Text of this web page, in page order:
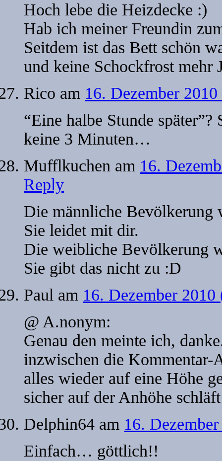
Hoch lebe die Heizdecke :)
Hab ich meiner Freundin
Seitdem ist das Bett schön
und keine Schockfrost mehr
Rico am 16. Dezember
“Eine halbe Stunde später”?
keine 3 Minuten…
Mufflkuchen am 16.
Reply
Die männliche Bevölkerung
Sie leidet mit dir.
Die weibliche Bevölkerung
Sie gibt das nicht zu :D
Paul am 16. Dezember
@ A.nonym:
Genau den meinte ich,
inzwischen die Kommentar-
alles wieder auf eine Höhe
sicher auf der Anhöhe
Delphin64 am 16.
Einfach… göttlich!!